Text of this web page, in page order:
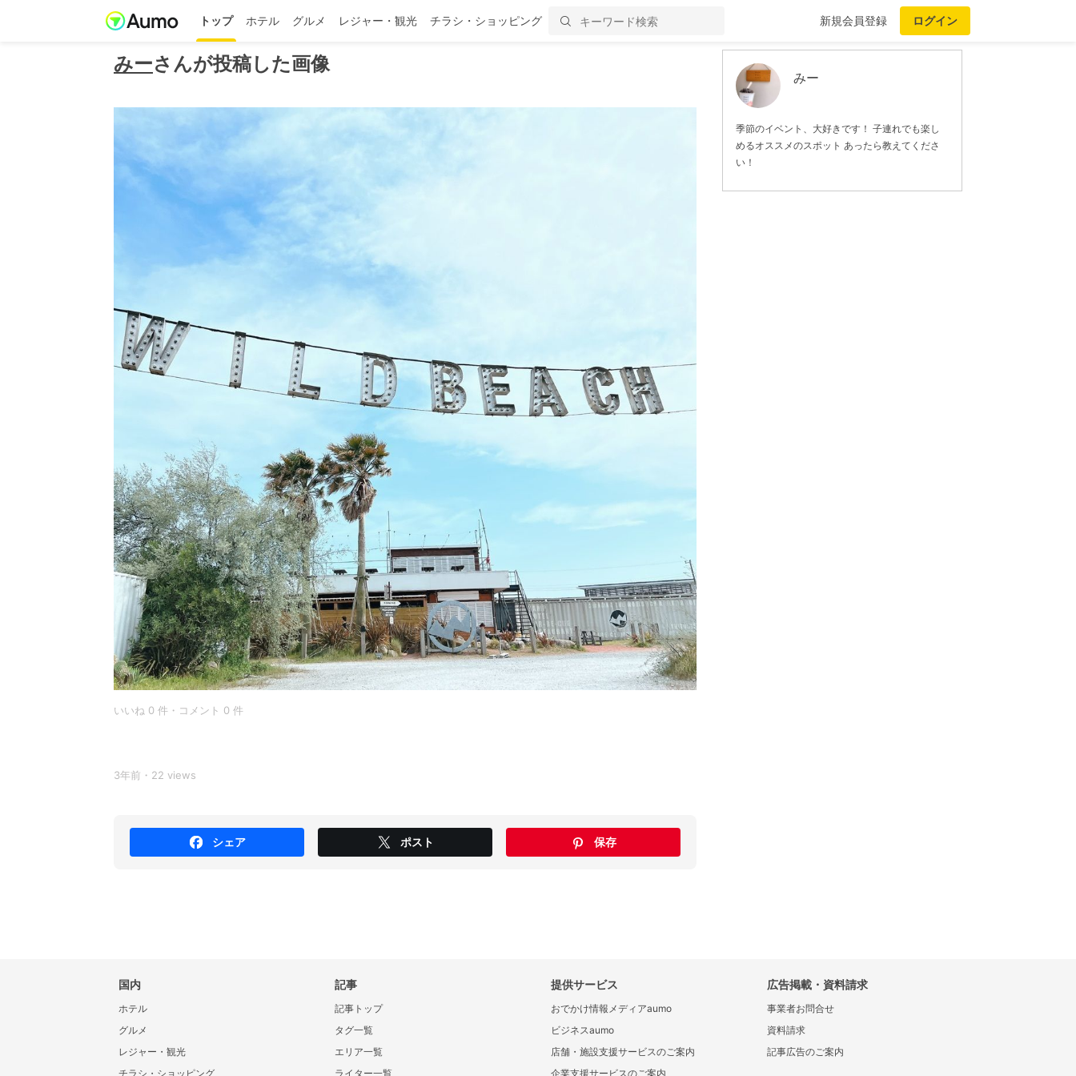
トップ ホテル グルメ レジャー・観光 チラシ・ショッピング 新規会員登録 ログイン
みーさんが投稿した画像
いいね 0 件・コメント 0 件
3年前・22 views
シェア ポスト 保存
みー
季節のイベント、大好きです！ 子連れでも楽し
めるオススメのスポット あったら教えてくださ
い！
国内
ホテル
グルメ
レジャー・観光
チラシ・ショッピング
記事
記事トップ
タグ一覧
エリア一覧
ライター一覧
提供サービス
おでかけ情報メディアaumo
ビジネスaumo
店舗・施設支援サービスのご案内
企業支援サービスのご案内
広告掲載・資料請求
事業者お問合せ
資料請求
記事広告のご案内